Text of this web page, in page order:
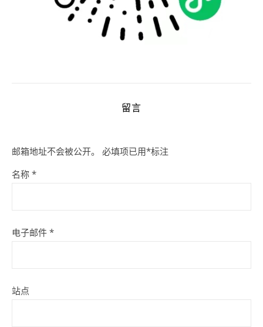
留言
邮箱地址不会被公开。 必填项已用*标注
名称 *
电子邮件 *
站点